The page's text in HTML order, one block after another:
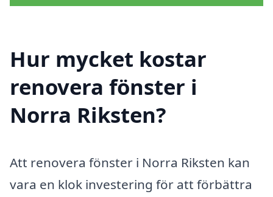
Hur mycket kostar
renovera fönster i
Norra Riksten?
Att renovera fönster i Norra Riksten kan
vara en klok investering för att förbättra